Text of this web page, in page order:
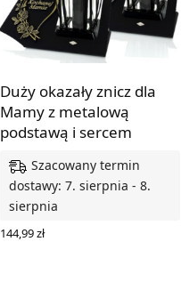
Duży okazały znicz dla
Mamy z metalową
podstawą i sercem
Szacowany termin
dostawy: 7. sierpnia - 8.
sierpnia
144,99zł